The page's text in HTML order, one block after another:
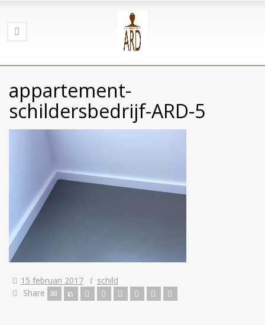
appartement-
schildersbedrijf-ARD-5
15 februari 2017
schild
Share